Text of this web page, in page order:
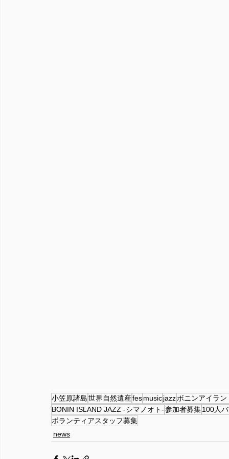
小笠原諸島世界自然遺産fesmusicjazzボニンアイラン
BONIN ISLAND JAZZ -シマノオト-参加者募集100人
ボランティアスタッフ募集
news